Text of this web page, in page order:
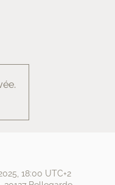
18:00 UTC+2